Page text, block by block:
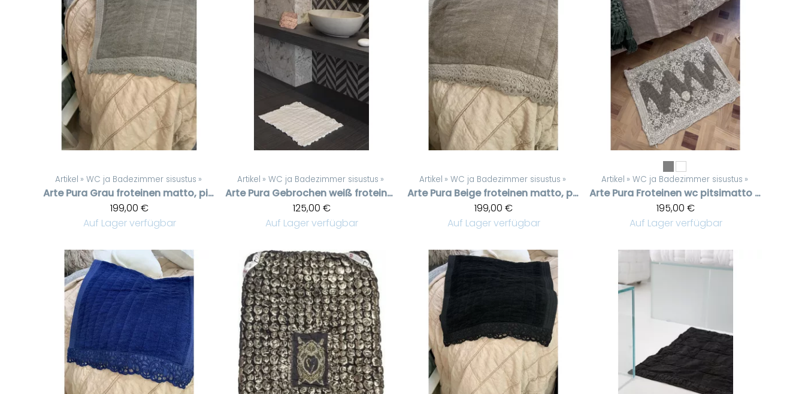
Artikel ‪» WC ja Badezimmer sisustus ‪»
Arte Pura
Grau froteinen matto, pitsit päissä, 60 * 120 cm
199,00 €
Auf Lager verfügbar
Artikel ‪» WC ja Badezimmer sisustus ‪»
Arte Pura
Gebrochen weiß froteinen matto, pitsit reunoissa, 45 * 60 cm
125,00 €
Auf Lager verfügbar
Artikel ‪» WC ja Badezimmer sisustus ‪»
Arte Pura
Beige froteinen matto, pitsit päissä, 60 * 120 cm
199,00 €
Auf Lager verfügbar
Artikel ‪» WC ja Badezimmer sisustus ‪»
Arte Pura
Froteinen wc pitsimatto Swarovski kristalleilla
195,00 €
Auf Lager verfügbar